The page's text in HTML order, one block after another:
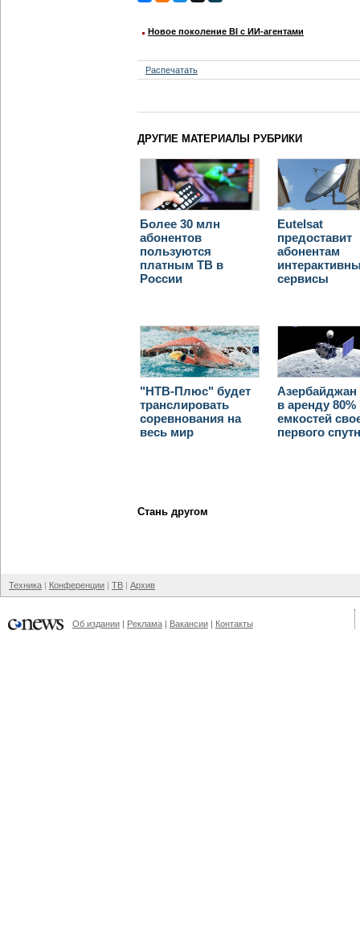
Новое поколение BI с ИИ-агентами
Распечатать
ДРУГИЕ МАТЕРИАЛЫ РУБРИКИ
Более 30 млн
абонентов
пользуются
платным ТВ в
России
Eutelsat
предоставит
абонентам
сервисы
"НТВ-Плюс" будет
транслировать
соревнования на
весь мир
Азербайджан
в аренду 80%
емкостей
первого
Стань другом
Техника Конференции ТВ Архив
Об издании Реклама Вакансии Контакты